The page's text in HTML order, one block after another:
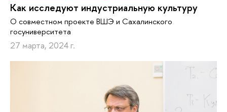
Как исследуют индустриальную культуру
О совместном проекте ВШЭ и Сахалинского
госуниверситета
27 марта, 2024 г.